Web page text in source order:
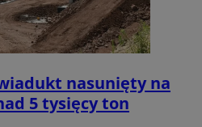
nasunięty na
5 tysięcy ton